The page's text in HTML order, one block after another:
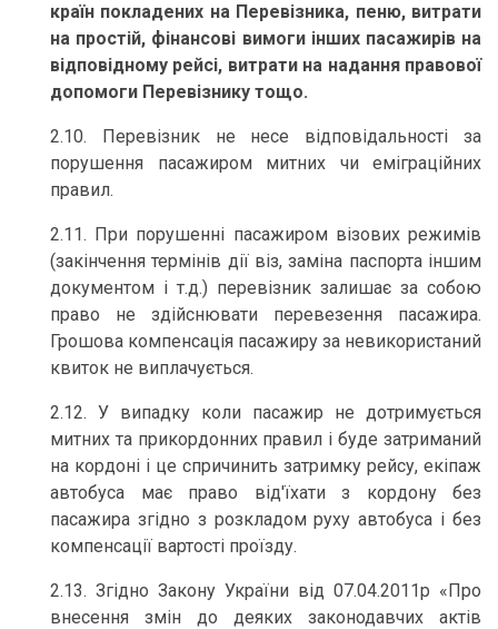
країн покладених на Перевізника, пеню, витрати
на простій, фінансові вимоги інших пасажирів на
відповідному рейсі, витрати на надання правової
допомоги Перевізнику тощо.
2.10. Перевізник не несе відповідальності за
порушення пасажиром митних чи еміграційних
правил.
2.11. При порушенні пасажиром візових режимів
(закінчення термінів дії віз, заміна паспорта іншим
документом і т.д.) перевізник залишає за собою
право не здійснювати перевезення пасажира.
Грошова компенсація пасажиру за невикористаний
квиток не виплачується.
2.12. У випадку коли пасажир не дотримується
митних та прикордонних правил і буде затриманий
на кордоні і це спричинить затримку рейсу, екіпаж
автобуса має право від'їхати з кордону без
пасажира згідно з розкладом руху автобуса і без
компенсації вартості проїзду.
2.13. Згідно Закону України від 07.04.2011р «Про
внесення змін до деяких законодавчих актів